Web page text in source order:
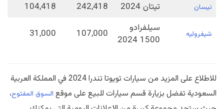
نيسان تيتان 2024 242,418
104,418
شيفروليه
سيلفرادو
1500 2024
107,000
31,000
للاطلاع على المزيد من سيارات تويوتا تندرا 2024 في المملكة العربية
السعودية تفضل بزيارة قسم سيارات للبيع على موقع السوق المفتوح،